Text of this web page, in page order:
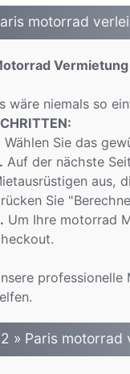
motorrad
Vermietung
wäre niemals so
Wählen Sie das
Auf der nächste
aus,
Sie
Um Ihre motorrad
professionelle
» Paris motorrad